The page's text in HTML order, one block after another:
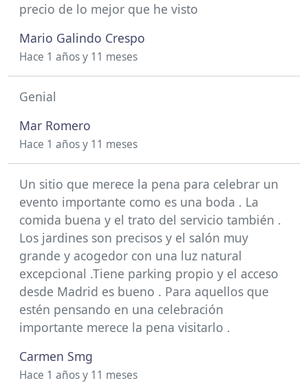
precio de lo mejor que he visto
Mario Galindo Crespo
Hace 1 años y 11 meses
Genial
Mar Romero
Hace 1 años y 11 meses
Un sitio que merece la pena para celebrar un
evento importante como es una boda . La
comida buena y el trato del servicio también .
Los jardines son precisos y el salón muy
grande y acogedor con una luz natural
excepcional .Tiene parking propio y el acceso
desde Madrid es bueno . Para aquellos que
estén pensando en una celebración
importante merece la pena visitarlo .
Carmen Smg
Hace 1 años y 11 meses